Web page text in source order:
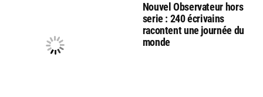
Nouvel Observateur hors
serie : 240 écrivains
racontent une journée du
monde